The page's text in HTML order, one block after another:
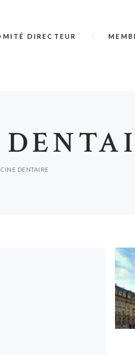
DIRECTEUR
DENTAIRE